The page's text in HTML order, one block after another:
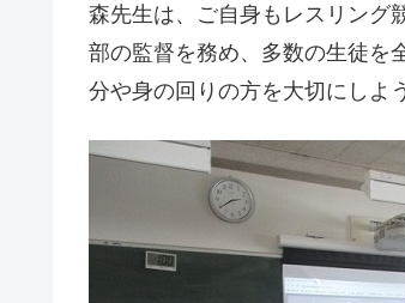
森先生は、ご自身もレスリング
部の監督を務め、多数の生徒を
分や身の回りの方を大切にしよ